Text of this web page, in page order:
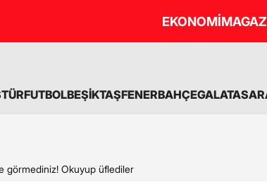
EKONOMİ
FUTBOLBEŞİKTAŞFENERBAHÇE
görmediniz! Okuyup üflediler